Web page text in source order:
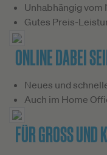
Unhabhängig vom
Gutes Preis-
ONLINE DABEI
Neues und
Auch im Home
FÜR GROSS UND